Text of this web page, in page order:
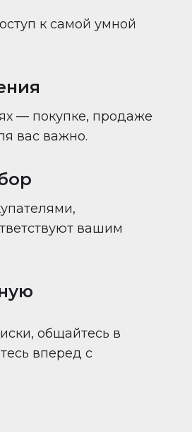
к самой умной
— покупке, продаже
вас важно.
вашим
общайтесь в
вперед с